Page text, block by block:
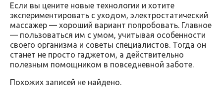
Если вы цените новые технологии и хотите
экспериментировать с уходом, электростатический
массажер — хороший вариант попробовать. Главное
— пользоваться им с умом, учитывая особенности
своего организма и советы специалистов. Тогда он
станет не просто гаджетом, а действительно
полезным помощником в повседневной заботе.
Похожих записей не найдено.